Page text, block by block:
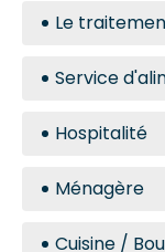
Le
Service
Hospitalité
Ménagère
Cuisine /